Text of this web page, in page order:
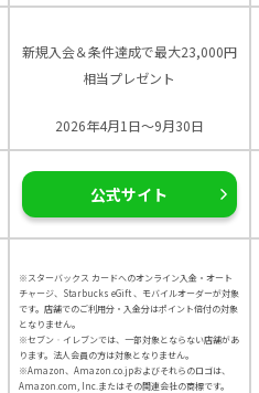
新規入会＆条件達成で最大23,000円
相当プレゼント
2026年4月1日～9月30日
公式サイト
※スターバックス カードへのオンライン入金・オート
チャージ、Starbucks eGift 、モバイルオーダーが対象
です。店舗でのご利用分・入金分はポイント倍付の対象
となりません。
※セブン‐イレブンでは、一部対象とならない店舗があ
ります。法人会員の方は対象となりません。
※Amazon、Amazon.co.jpおよびそれらのロゴは、
Amazon.com, Inc.またはその関連会社の商標です。